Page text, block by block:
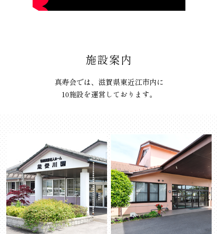
施設案内
真寿会では、滋賀県東近江市内に
10施設を運営しております。